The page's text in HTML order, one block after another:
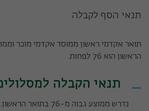
תנאי הסף לקבלה
תואר אקדמי ראשון ממוסד אקדמי מוכר
הראשון הוא 76 לפחות.
תנאי הקבלה
נדרש ממוצע גבוה מ-76